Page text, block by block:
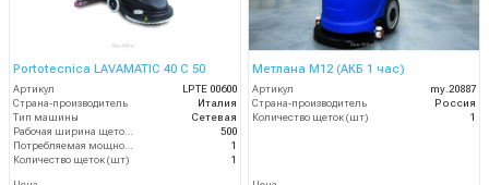
Portotecnica LAVAMATIC 40 C 50
Артикул
LPTE 00600
Страна-производитель
Италия
Тип машины
Сетевая
Рабочая ширина щеток (мм)
500
Потребляемая мощность (кВт)
1
Количество щеток (шт)
1
Метлана М12 (АКБ 1 час)
Артикул
my.20887
Страна-производитель
Россия
Количество щеток (шт)
1